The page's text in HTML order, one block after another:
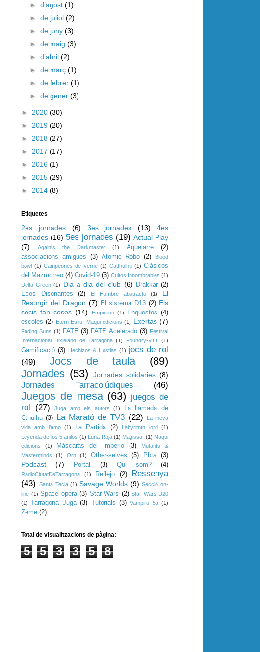
► d’agost (1)
► de juliol (2)
► de juny (3)
► de maig (3)
► d’abril (2)
► de març (1)
► de febrer (1)
► de gener (3)
► 2020 (30)
► 2019 (20)
► 2018 (27)
► 2017 (17)
► 2016 (1)
► 2015 (29)
► 2014 (8)
Etiquetes
2es jornades (6) 3es jornades (13)
4es
jornades (16) 5es jornades (19) Actual Play
(7)
Againts the Darkmaster (1) Aquelarre
(2)
associacions amigues
(3) Atomic Robo (2)
Blood
bowl (1) Campeones de verne (1) Catthulhu (1) Clásicos
del Mazmorreo (4) Covid-19 (3) Cultos Innombrables (1)
Delta Green (1) Dia a dia del club (6) Drakkar (2)
Ecos Disonantes
(2) El Hombre abstracto (1)
El
Resurgir del Dragon (7) El sistema D13 (2) Els
socis fan coses (14) Emporion (1) Enquestes (4)
escoles (2) Etern Estiu. Maqui edicions (1) Exertas (7)
Fading Suns (1) FATE (3) FATE Acelerado (3)
Festival
Internacional Dixieland de Tarragona (1) Foundry-VTT (1)
Gamificació (3) Hechizos & Hostias (1) jocs de rol
(49)
Jocs de taula
(89)
Jornades (53) Jornades solidaries (8)
Jornades Tarracolúdiques (46)
Juegos de mesa (63)
juegos de
rol
(27) Juga amb els autors (1)
La llamada de
Cthulhu (3) La Marató de TV3 (22)
La meva
vida amb l'amo
(1) La Partida (2) Labyritnth lord
(1)
Leyenda de los 5 anilos (1) Luna Roja (1) Magissa. (1) Maqui
edicions
(1) Máscaras del Imperio (3)
Mutants &
Masterminds
(1) Orn (1) Other-selves (5) Pbta (3)
Podcast (7) Portal (3) Qui som? (4)
RadioCiutatDeTarragona (1) Reflejo (2)
Ressenya
(43)
Santa Tecla (1) Savage Worlds (9) Secció on-
line (1) Space opera (3) Star Wars (2) Star Wars D20
(1)
Tarragona Juga (3) Tutorials (3) Vampiro 5a (1)
Zeme (2)
Total de visualitzacions de pàgina:
5 5 3 3 5 8